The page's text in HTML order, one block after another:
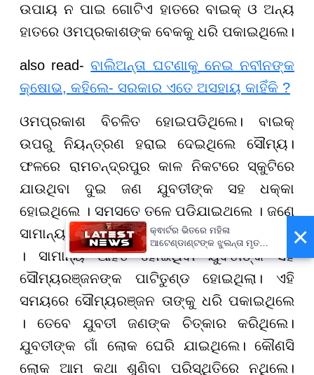
ଉପାୟ ନ ପାଇ ଗୋଟିଏ ହାତରେ ବାଇକ୍ ଓ ଅନ୍ୟ
ହାତରେ ଓମପ୍ରକାଶଙ୍କ ବେକକୁ ଧରି ପକାଇଥିଲେ।
also read-ବାଲିଅନ୍ତା ଘଟଣାକୁ ନେଇ ନବୀନଙ୍କ
କ୍ଷୋଭ, କହିଲେ- ସରକାର ଏତେ ଅସହାୟ କାହିଁକି ?
ଓମପ୍ରକାଶ ବିଚଳିତ ହୋଇପଡିଥିଲେ। ବାଇକ୍
ଉପରୁ ନିୟନ୍ତ୍ରଣ ହରାଇ ଦେଇଥିଲେ ସୌମ୍ୟ।
ଫଳରେ ରାମଚନ୍ଦ୍ରପୁର କାଳ ନିକଟରେ ସ୍କୁଟିରେ
ଯାଉଥିବା ଦୁଇ ଜଣ ଯୁବତୀଙ୍କ ସହ ଧକ୍କା
ହୋଇଥିଲେ । ସମସ୍ତେ ତଳେ ପଡିଯାଇଥିଲେ । ଜଣେ
ସାମାନ୍ୟ ଓ ଅନ୍ୟ ଜଣେ ଯୁବତୀ ଗୁରୁତର ହୋଇଥିଲେ
। ସାମାନ୍ୟ ଆହତ ହୋଇଥିବା ଯୁବତୀଙ୍କ ସହ
ସୌମ୍ୟରଞ୍ଜନଙ୍କ ପାଟିତୁଣ୍ଡ ହୋଇଥିଲା। ଏହି
ସମୟରେ ସୌମ୍ୟରଞ୍ଜନ ତାଙ୍କୁ ଧରି ପକାଇଥିଲେ
। ତେବେ ଯୁବତୀ ଜଣଙ୍କ ଚିତ୍କାର କରିଥିଲେ।
ଯୁବତୀଙ୍କ ଗାଁ ଲୋକ ଘେରି ଯାଇଥିଲେ। କୌଣସି
ଲୋକ ଆମ କଥା ଶୁଣିବା ପରିସ୍ଥିତିରେ ନଥିଲେ।
×
କ୍ଵାର୍ଟର ଭିତରେ ମହିଳା
ଆଟେଣ୍ଡାଣ୍ଟଙ୍କ ଝୁଲନ୍ତା ମୃତଦେହ
ଉଦ୍ଧାର